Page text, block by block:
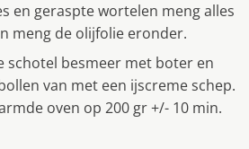
en geraspte wortelen meng alles
meng de olijfolie eronder.
schotel besmeer met boter en
van met een ijscreme schep.
oven op 200 gr +/- 10 min.